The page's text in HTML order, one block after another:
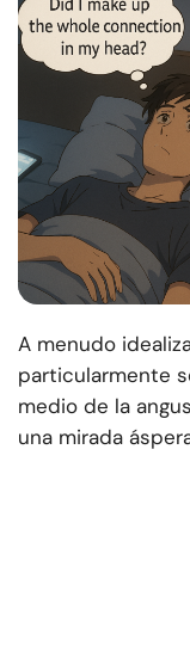
A menudo
particularmente
medio de la
una mirada